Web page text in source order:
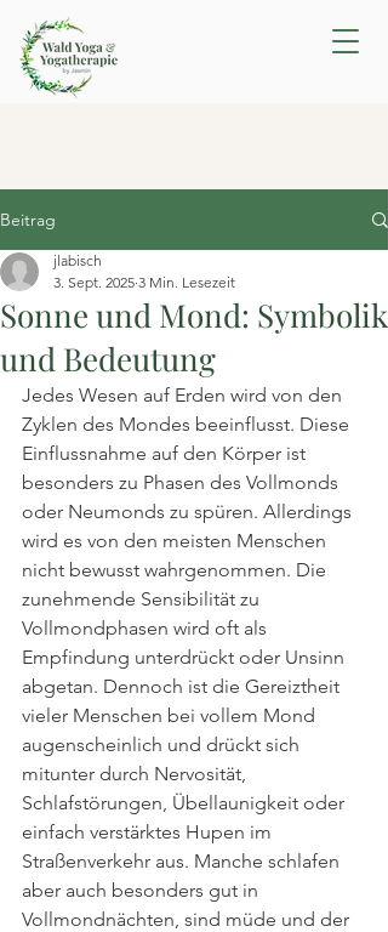
Beitrag
Sonne und Mond: Symbolik
und Bedeutung
jlabisch
3. Sept. 2025 3 Min. Lesezeit
Jedes Wesen auf Erden wird von den
Zyklen des Mondes beeinflusst. Diese
Einflussnahme auf den Körper ist
besonders zu Phasen des Vollmonds
oder Neumonds zu spüren. Allerdings
wird es von den meisten Menschen
nicht bewusst wahrgenommen. Die
zunehmende Sensibilität zu
Vollmondphasen wird oft als
Empfindung unterdrückt oder Unsinn
abgetan. Dennoch ist die Gereiztheit
vieler Menschen bei vollem Mond
augenscheinlich und drückt sich
mitunter durch Nervosität,
Schlafstörungen, Übellaunigkeit oder
einfach verstärktes Hupen im
Straßenverkehr aus. Manche schlafen
aber auch besonders gut in
Vollmondnächten, sind müde und der